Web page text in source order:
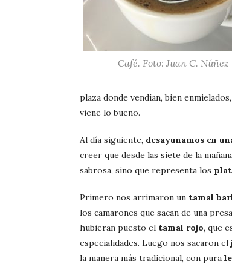
Café. Foto: Juan C. Núñez
plaza donde vendían, bien
viene lo bueno.
Al día siguiente, desayunamos en
creer que desde las siete de la
sabrosa, sino que representa los
Primero nos arrimaron un tamal
los camarones que sacan de una
hubieran puesto el tamal rojo, que
especialidades. Luego nos sacaron el
la manera más tradicional, con pura